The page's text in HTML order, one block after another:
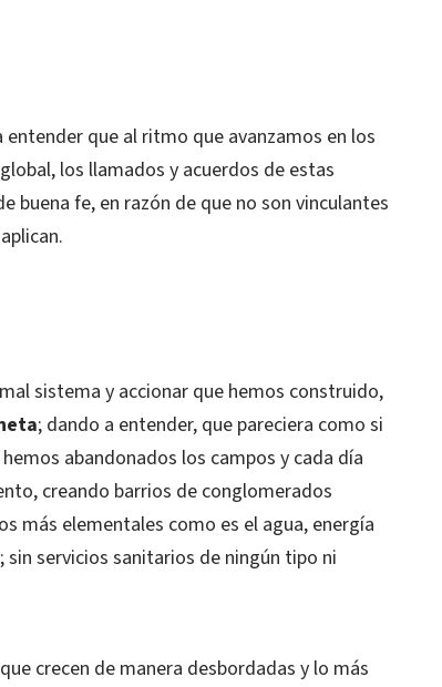
que al ritmo que avanzamos en los
los llamados y acuerdos de estas
buena fe, en razón de que no son vinculantes
sistema y accionar que hemos construido,
; dando a entender, que pareciera como si
abandonados los campos y cada día
creando barrios de conglomerados
más elementales como es el agua, energía
servicios sanitarios de ningún tipo ni
que crecen de manera desbordadas y lo más